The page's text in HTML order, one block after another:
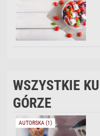
WSZYSTKIE
GÓRZE
AUTORSKA (1)